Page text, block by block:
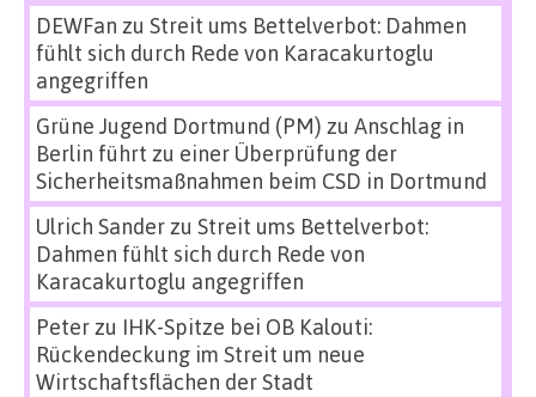
DEWFan zu Streit ums Bettelverbot: Dahmen
fühlt sich durch Rede von Karacakurtoglu
angegriffen
Grüne Jugend Dortmund (PM) zu Anschlag in
Berlin führt zu einer Überprüfung der
Sicherheitsmaßnahmen beim CSD in Dortmund
Ulrich Sanderzu Streit ums Bettelverbot:
Dahmen fühlt sich durch Rede von
Karacakurtoglu angegriffen
Peterzu IHK-Spitze bei OB Kalouti:
Rückendeckung im Streit um neue
Wirtschaftsflächen der Stadt